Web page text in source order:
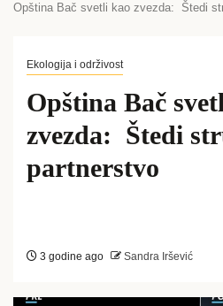
Opština Bač svetli kao zvezda: Štedi
Ekologija i održivost
Opština Bač
zvezda: Štedi
partnerstvo
3 godine ago Sandra Iršević